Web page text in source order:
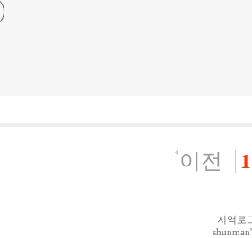
이전 1
지역로
shunman